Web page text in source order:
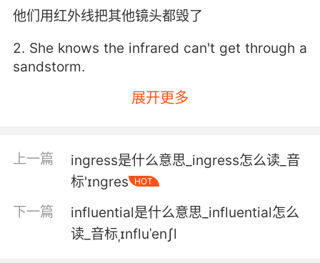
他们用红外线把其他镜头都毁了
2. She knows the infrared can't get through a
sandstorm.
她清楚红外线穿不过沙暴的
我们有外星飞船的红外扫描图像了 长官
红外线扫描那些坐标时有发现
展开更多
上一篇
ingress是什么意思_ingress怎么读_音
标'ɪnɡres
HOT
下一篇
influential是什么意思_influential怎么
读_音标ˌɪnfluˈenʃl